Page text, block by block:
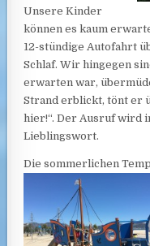
Unsere Kinder
können es kaum
12-stündige Autofahrt
Schlaf. Wir hingegen
erwarten war,
Strand erblickt, tönt er
hier!“. Der Ausruf wird
Lieblingswort.
Die sommerlichen